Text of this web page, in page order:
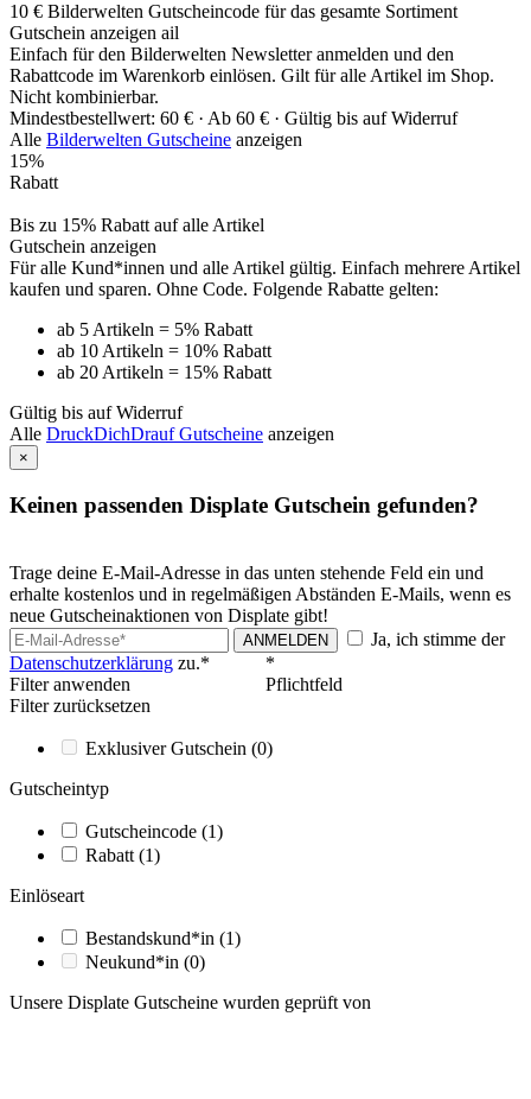
10 € Bilderwelten Gutscheincode für das gesamte Sortiment
Gutschein anzeigen ail
Einfach für den Bilderwelten Newsletter anmelden und den
Rabattcode im Warenkorb einlösen. Gilt für alle Artikel im Shop.
Nicht kombinierbar.
Mindestbestellwert: 60 € · Ab 60 € · Gültig bis auf Widerruf
Alle Bilderwelten Gutscheine anzeigen
15%
Rabatt
Bis zu 15% Rabatt auf alle Artikel
Gutschein anzeigen
Für alle Kund*innen und alle Artikel gültig. Einfach mehrere Artikel
kaufen und sparen. Ohne Code. Folgende Rabatte gelten:
ab 5 Artikeln = 5% Rabatt
ab 10 Artikeln = 10% Rabatt
ab 20 Artikeln = 15% Rabatt
Gültig bis auf Widerruf
Alle DruckDichDrauf Gutscheine anzeigen
×
Keinen passenden Displate Gutschein gefunden?
Trage deine E-Mail-Adresse in das unten stehende Feld ein und
erhalte kostenlos und in regelmäßigen Abständen E-Mails, wenn es
neue Gutscheinaktionen von Displate gibt!
ANMELDEN
Ja, ich stimme der
Datenschutzerklärung zu.*
*
Pflichtfeld
Filter anwenden
Filter zurücksetzen
Exklusiver Gutschein (0)
Gutscheintyp
Gutscheincode (1)
Rabatt (1)
Einlöseart
Bestandskund*in (1)
Neukund*in (0)
Unsere Displate Gutscheine wurden geprüft von